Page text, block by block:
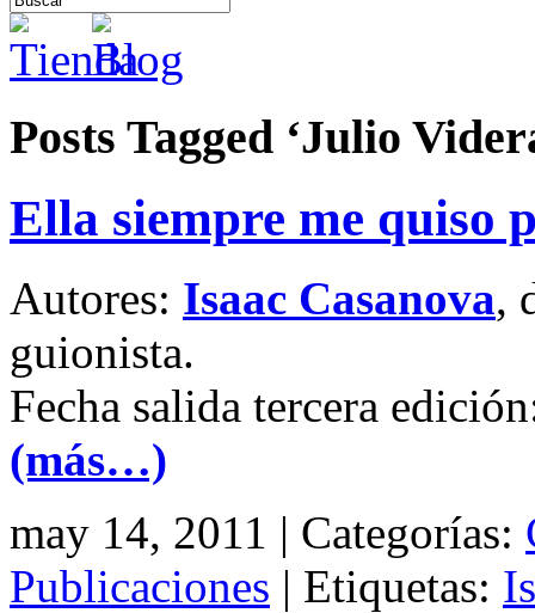
Posts Tagged ‘Julio
Ella siempre me quiso
Autores: Isaac Casanova,
guionista.
Fecha salida tercera
(más…)
may 14, 2011 | Categorías:
Publicaciones | Etiquetas: